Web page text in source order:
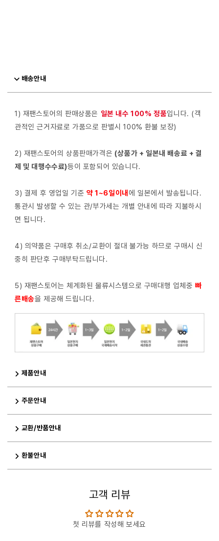
배송안내
1) 재팬스토어의 판매상품은 일본 내수 100% 정품입니다. (객
관적인 근거자료로 가품으로 판별시 100% 환불 보장)
2) 재팬스토어의 상품판매가격은 (상품가 + 일본내 배송료 + 결
제 및 대행수수료)등이 포함되어 있습니다.
3) 결제 후 영업일 기준 약 1~6일이내 에 일본에서 발송됩니다.
통관시 발생할 수 있는 관/부가세는 개별 안내에 따라 지불하시
면 됩니다.
4) 의약품은 구매후 취소/교환이 절대 불가능 하므로 구매시 신
중히 판단후 구매부탁드립니다.
5) 재팬스토어는 체계화된 물류시스템으로 구매대행 업체중빠
른배송을 제공해 드립니다.
제품안내
주문안내
교환/반품안내
환불안내
고객 리뷰
첫 리뷰를 작성해 보세요